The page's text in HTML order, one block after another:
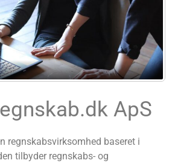
Hjs-Regnskab
ApS
regnskabsvirksomhed baseret i
tilbyder regnskabs- og